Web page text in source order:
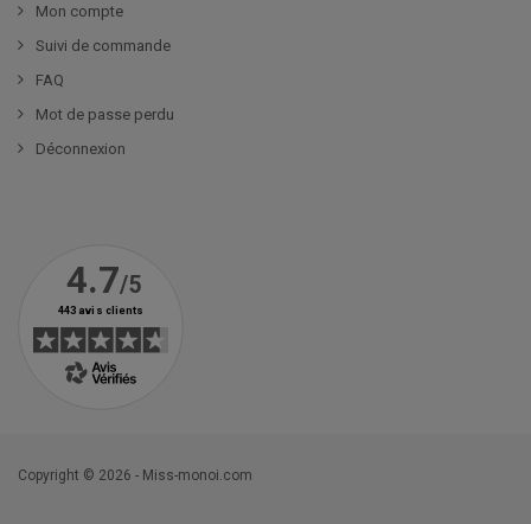
Mon compte
Suivi de commande
FAQ
Mot de passe perdu
Déconnexion
Copyright © 2026 - Miss-monoi.com